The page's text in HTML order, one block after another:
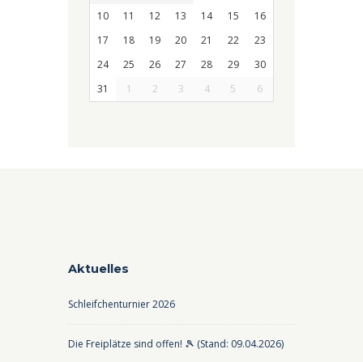
10
11 12 13 14 15
16
17
18 19 20 21 22
23
24
25 26 27 28 29
30
31
1 2 3 4 5 6
Aktuelles
Schleifchenturnier 2026
Die Freiplätze sind offen! 🎾 (Stand: 09.04.2026)